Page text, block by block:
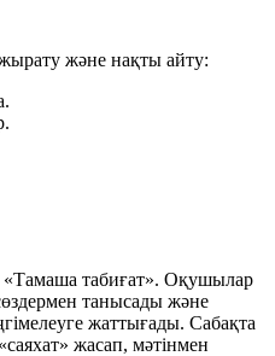
және нақты айту:
«Тамаша табиғат». Оқушылар
танысады және
жаттығады. Сабақта
жасап, мәтінмен